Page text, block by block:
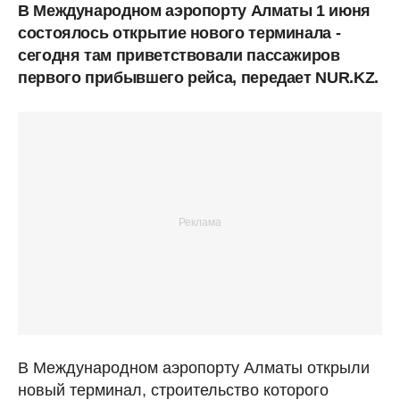
В Международном аэропорту Алматы 1 июня
состоялось открытие нового терминала -
сегодня там приветствовали пассажиров
первого прибывшего рейса, передает NUR.KZ.
В Международном аэропорту Алматы открыли
новый терминал, строительство которого